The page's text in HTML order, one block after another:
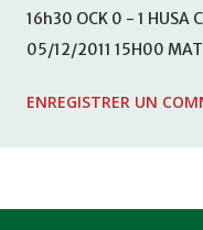
16h30 OCK 0 - 1 HUSA
05/12/2011 15H00 MAT
KHEMISET Mardi 06/12/
ENREGISTRER UN